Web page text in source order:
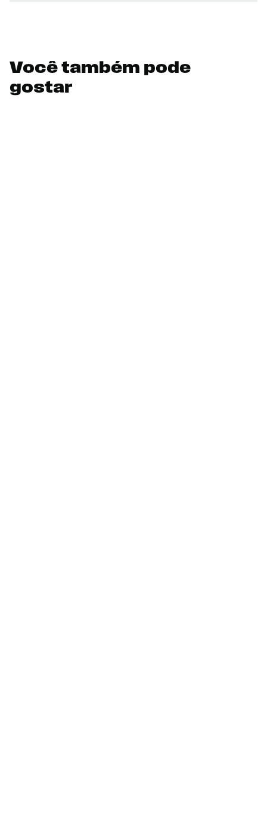
Você também pode
gostar